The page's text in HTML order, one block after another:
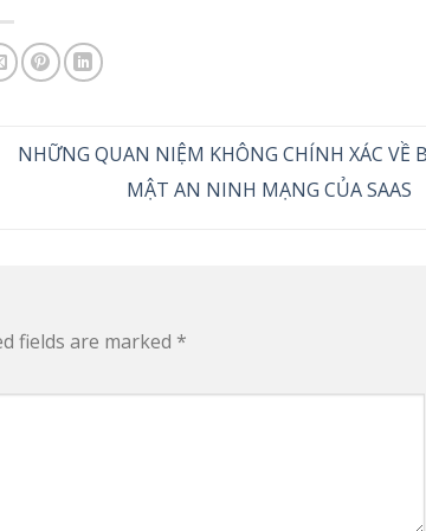
NHỮNG QUAN NIỆM KHÔNG CHÍNH XÁC VỀ
MẬT AN NINH MẠNG CỦA SAAS
fields are marked *